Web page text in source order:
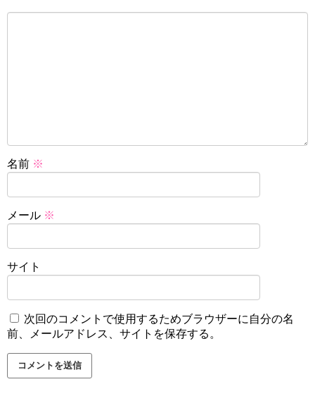
名前 ※
メール ※
サイト
次回のコメントで使用するためブラウザーに自分の名
前、メールアドレス、サイトを保存する。